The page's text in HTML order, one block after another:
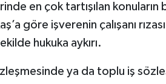
en çok tartışılan konuların
göre işverenin çalışanı
hukuka aykırı.
ya da toplu iş